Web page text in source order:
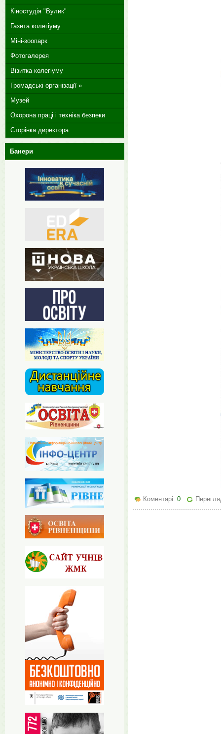
Коментарі: 0
Кіностудія "Вулик"
Газета колегіуму
Міні-зоопарк
Фотогалерея
Візитка колегіуму
Громадські організації »
Музей
Охорона праці і техніка безпеки
Сторінка директора
Банери